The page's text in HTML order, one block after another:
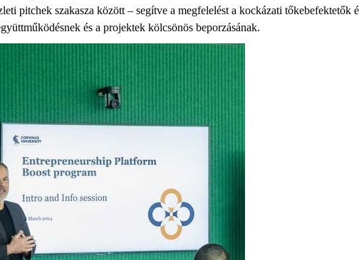
pitchek szakasza között – segítve a megfelelést a kockázati tőkebefektetők
és a projektek kölcsönös beporzásának.